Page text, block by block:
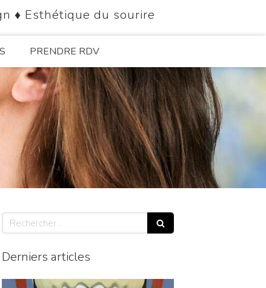
♦ Esthétique du sourire
PRENDRE RDV
Rechercher
Derniers articles